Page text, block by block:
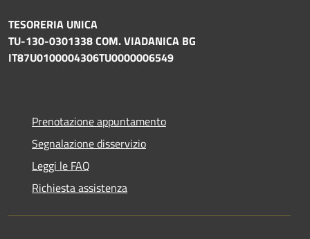
TESORERIA UNICA
TU-130-0301338 COM. VIADANICA BG
IT87U0100004306TU0000006549
Prenotazione appuntamento
Segnalazione disservizio
Leggi le FAQ
Richiesta assistenza